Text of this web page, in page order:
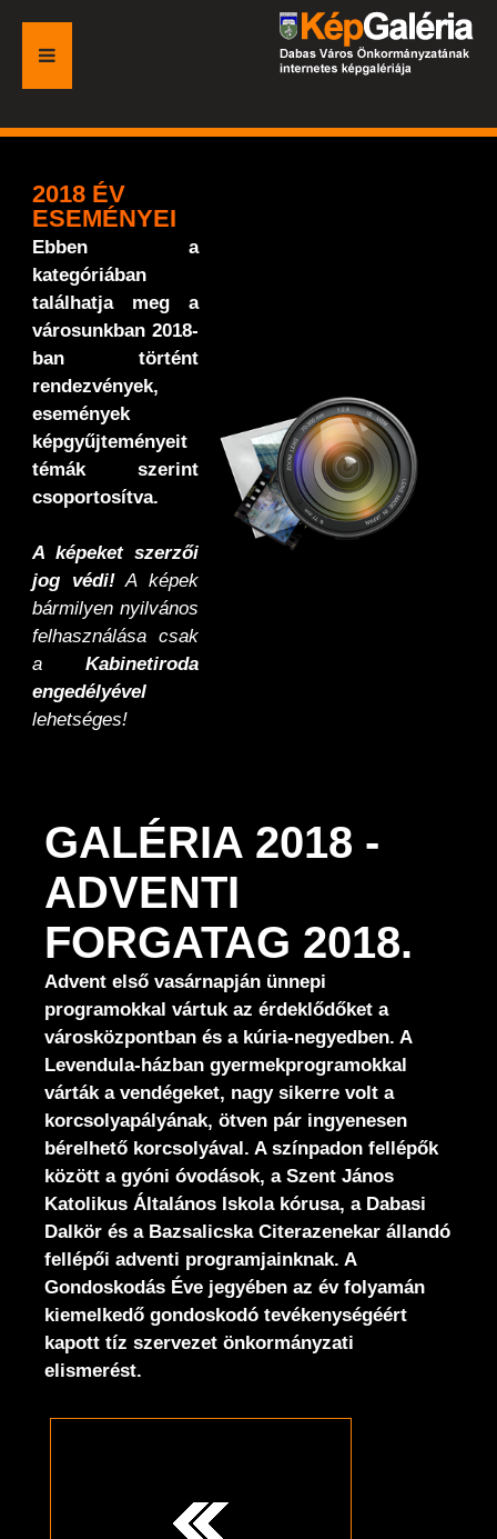
FŐOLDAL
GALÉRIA
ESEMÉNYEK
VÁROSI HONLAP
2018 ÉV
ESEMÉNYEI
Ebben a
kategóriában
találhatja meg a
városunkban 2018-
ban történt
rendezvények,
események
képgyűjteményeit
témák szerint
csoportosítva.
A képeket szerzői
jog védi!A képek
bármilyen nyilvános
felhasználása csak
a Kabinetiroda
engedélyével
lehetséges!
GALÉRIA 2018 -
ADVENTI
FORGATAG 2018.
Advent első vasárnapján ünnepi
programokkal vártuk az érdeklődőket a
városközpontban és a kúria-negyedben. A
Levendula-házban gyermekprogramokkal
várták a vendégeket, nagy sikerre volt a
korcsolyapályának, ötven pár ingyenesen
bérelhető korcsolyával. A színpadon fellépők
között a gyóni óvodások, a Szent János
Katolikus Általános Iskola kórusa, a Dabasi
Dalkör és a Bazsalicska Citerazenekar állandó
fellépői adventi programjainknak. A
Gondoskodás Éve jegyében az év folyamán
kiemelkedő gondoskodó tevékenységéért
kapott tíz szervezet önkormányzati
elismerést.